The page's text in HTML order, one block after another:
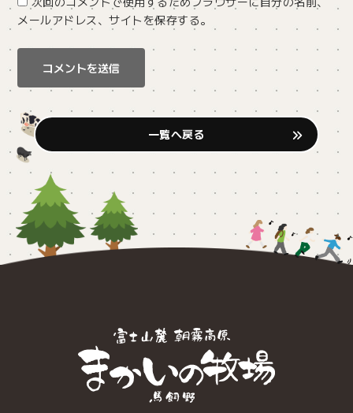
メールアドレス、サイトを保存する。
一覧へ戻る